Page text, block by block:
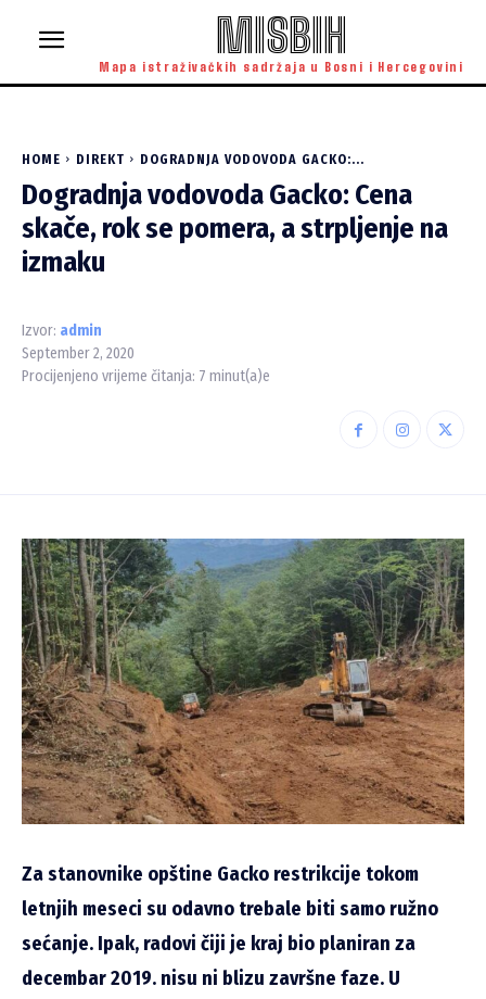
MISBIH
Mapa istraživačkih sadržaja u Bosni i Hercegovini
HOME DIREKT DOGRADNJA VODOVODA GACKO:...
Dogradnja vodovoda Gacko: Cena
skače, rok se pomera, a strpljenje na
izmaku
Izvor: admin
September 2, 2020
Procijenjeno vrijeme čitanja: 7 minut(a)e
Za stanovnike opštine Gacko restrikcije tokom
letnjih meseci su odavno trebale biti samo ružno
sećanje. Ipak, radovi čiji je kraj bio planiran za
decembar 2019. nisu ni blizu završne faze. U